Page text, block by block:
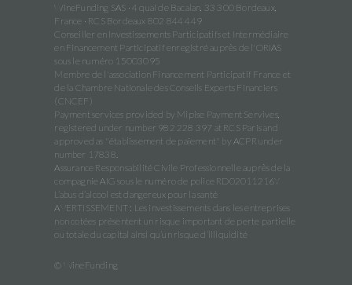
WineFunding SAS · 4 quai de Bacalan, 33 300 Bordeaux,
France · RCS Bordeaux 802 844 449
Conseiller en Investissements Participatifs et Intermédiaire
en Financement Participatif enregistré auprès de l'ORIAS
sous le numéro 15003095
Membre de l'association Financement Participatif France et
de la Chambre Nationale des Conseils Experts Financiers
(CNCEF)
Payment services provided by Mipise Payment Servives,
registered under number 982 228 397 at RCS Paris and
approved as "établissement de paiement" by ACPR under
number 17838.
Assurance Responsabilité Civile Professionnelle auprès de la
compagnie AIG sous le numéro de police RD02011216Y
L’abus d’alcool est dangereux pour la santé
AVERTISSEMENT : Les investissements dans les entreprises
non cotées présentent un risque important de perte partielle
ou totale du capital ainsi qu’un risque d’illiquidité
© WineFunding